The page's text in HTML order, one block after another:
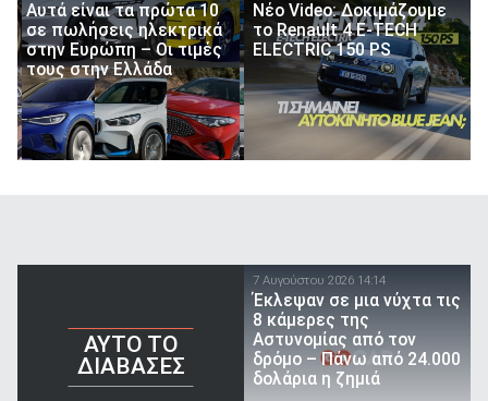
Αυτά είναι τα πρώτα 10
σε πωλήσεις ηλεκτρικά
στην Ευρώπη – Οι τιμές
τους στην Ελλάδα
Νέο Video: Δοκιμάζουμε
το Renault 4 E-TECH
ELECTRIC 150 PS
AYTO TO
ΔΙΑΒΑΣΕΣ
7 Αυγούστου 2026 14:14
Έκλεψαν σε μια νύχτα τις
8 κάμερες της
Αστυνομίας από τον
δρόμο – Πάνω από 24.000
δολάρια η ζημιά